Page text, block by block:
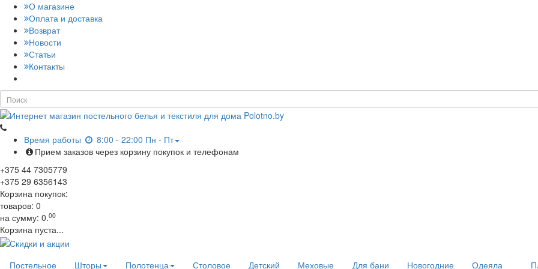
О магазине
Оплата и доставка
Возврат
Новости
Статьи
Контакты
Время работы
8:00 - 22:00 Пн - Пт
Прием заказов через корзину покупок и телефонам
+375 44 7305779
+375 29 6356143
Корзина покупок:
товаров: 0
на сумму: 0.00
Корзина пуста...
Постельное Шторы Полотенца Столовое Детский Меховые Для бани Новогодние Одеяла